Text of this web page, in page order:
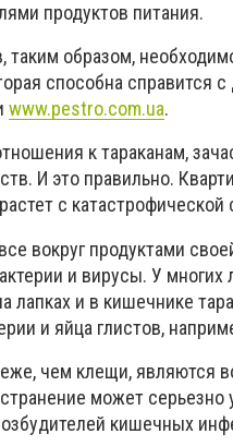
продуктов питания.
таким образом,
способна справится
www.pestro.com.ua.
к тараканам,
И это правильно.
с катастрофической
вокруг продуктами
и вирусы. У
лапках и в кишечнике
и яйца глистов,
чем клещи, являются
может
кишечных